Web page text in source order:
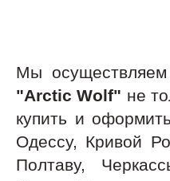
Мы
"Arctic Wolf" не
купить и
Одессу, Кривой
Полтаву,